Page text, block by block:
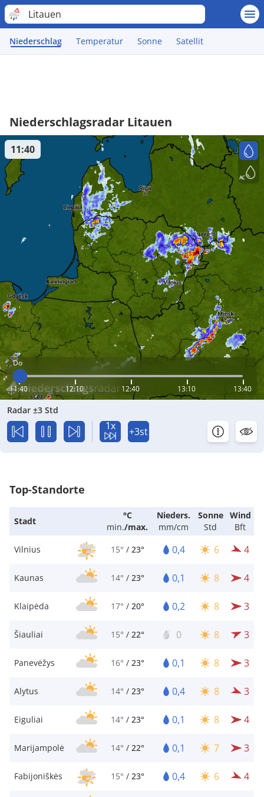
Litauen
Niederschlag Temperatur Sonne Satellit
Niederschlagsradar Litauen
Do
11:40 12:10 12:40 13:10 13:40
11:40
Radar ±3 Std
1x +3st
Top-Standorte
Stadt
°C
min./max.
Nieders.
mm/cm
Sonne
Std
Wind
Bft
Vilnius
15° / 23° 0,4 6 4
Kaunas 14° / 23° 0,1 8 4
Klaipėda 17° / 20° 0,2 8 3
Šiauliai 15° / 22° 0 8 3
Panevėžys 16° / 23° 0,1 8 3
Alytus 14° / 23° 0,4 8 3
Eiguliai 14° / 23° 0,1 8 4
Marijampolė 14° / 22° 0,1 7 3
Fabijoniškės 15° / 23° 0,4 6 4